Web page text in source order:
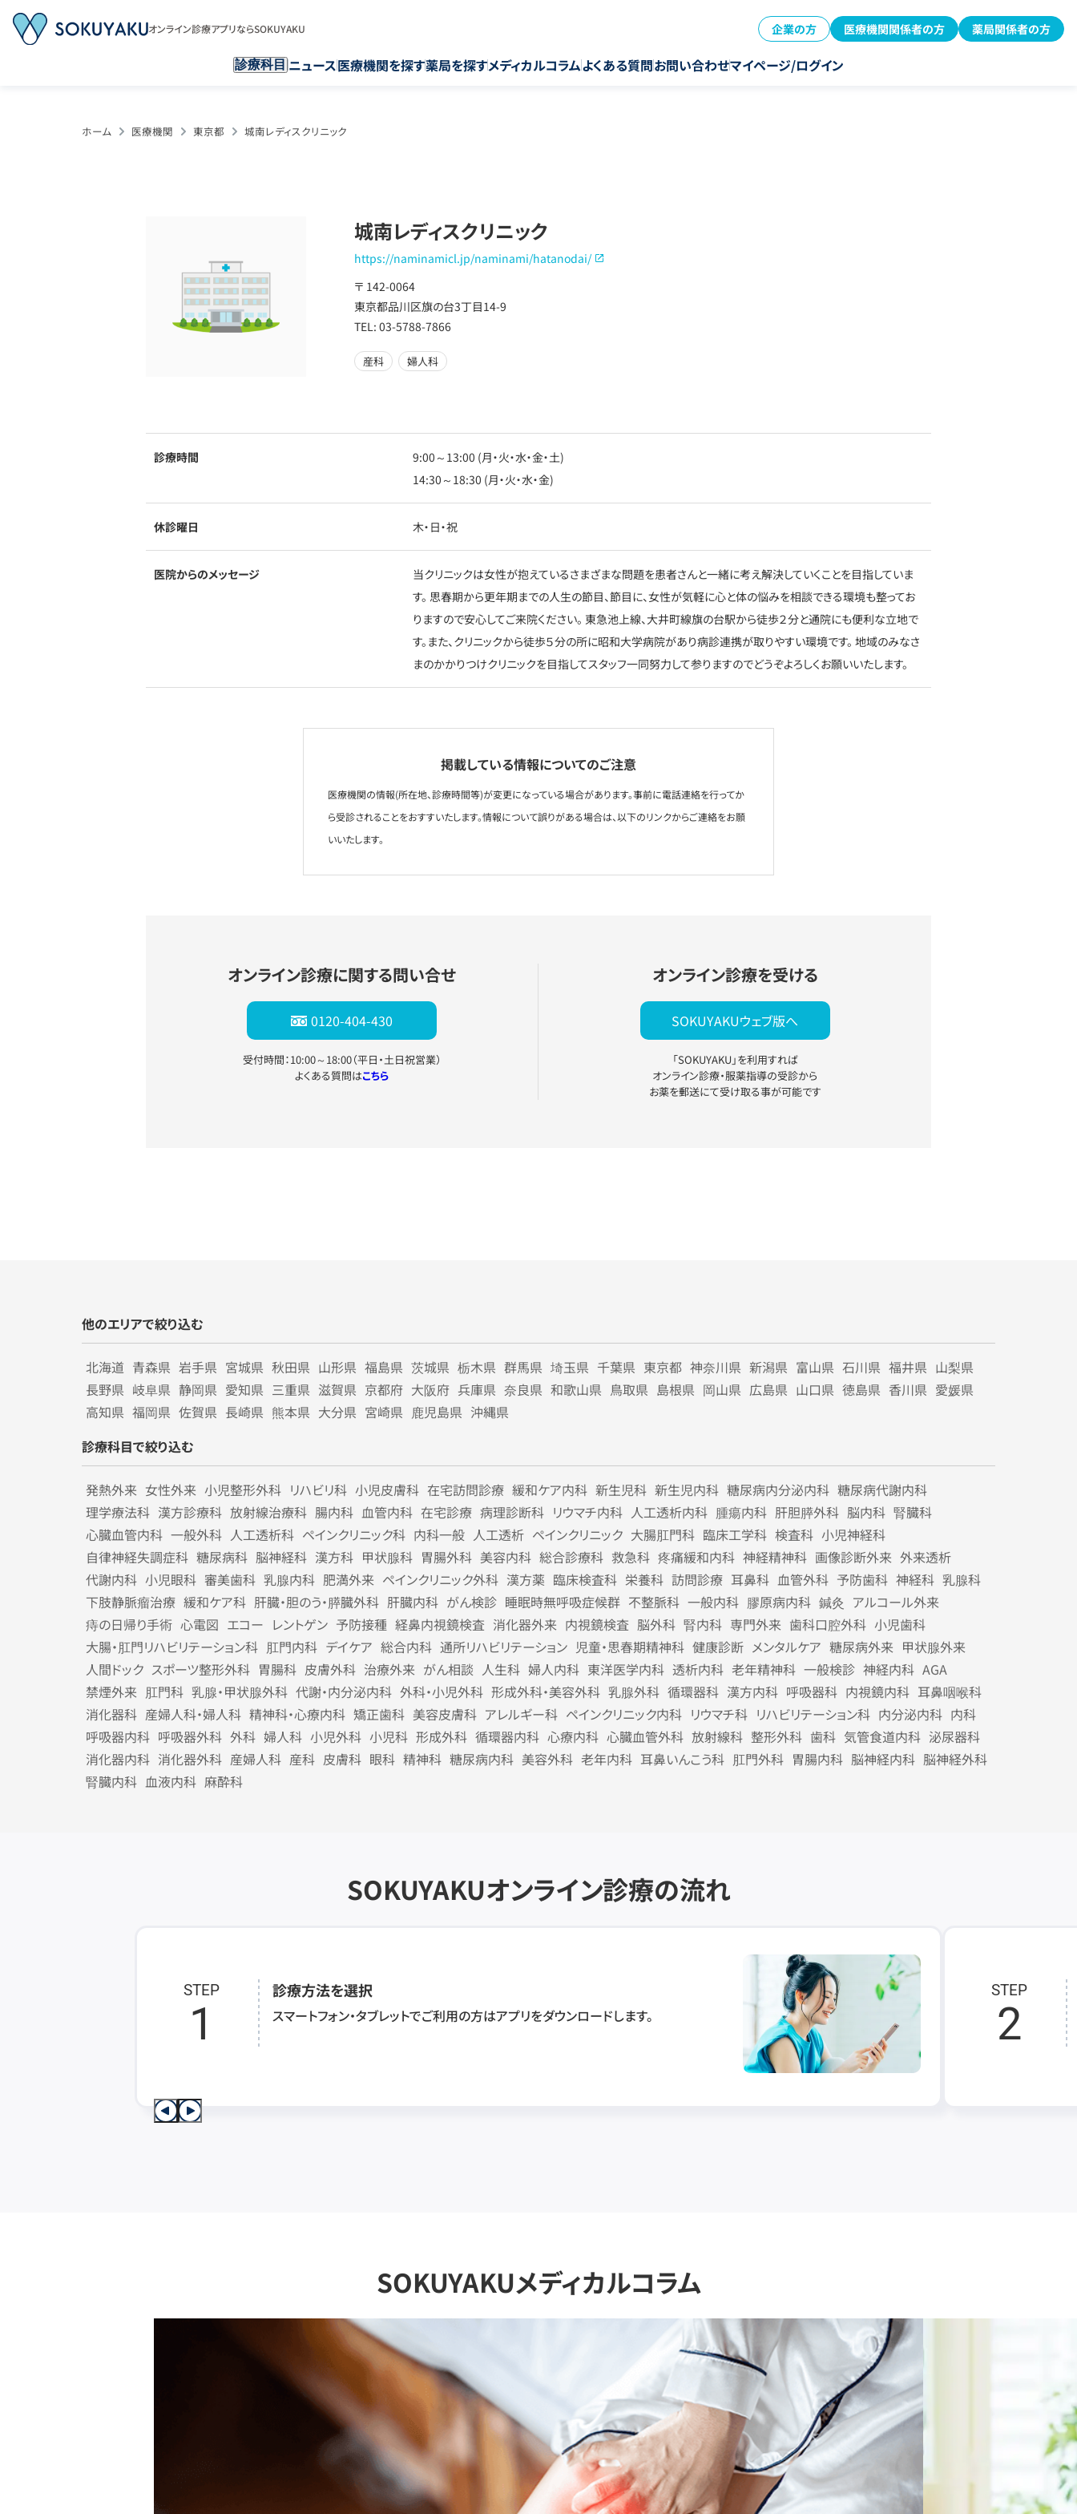
オンライン診療アプリならSOKUYAKU 企業の方 医療機関関係者の方 薬局関係者の方
診療科目 ニュース医療機関を探す薬局を探すメディカルコラムよくある質問お問い合わせマイページ/ログイン
ホーム 医療機関 東京都 城南レディスクリニック
城南レディスクリニック
https://naminamicl.jp/naminami/hatanodai/
〒 142-0064
東京都品川区旗の台3丁目14-9
TEL: 03-5788-7866
産科 婦人科
診療時間
9:00～13:00 (月・火・水・金・土)
14:30～18:30 (月・火・水・金)
休診曜日 木・日・祝
医院からのメッセージ
当クリニックは女性が抱えているさまざまな問題を患者さんと一緒に考え解決していくことを目指していま
す。 思春期から更年期までの人生の節目、節目に、女性が気軽に心と体の悩みを相談できる環境も整ってお
りますので安心してご来院ください。 東急池上線、大井町線旗の台駅から徒歩２分と通院にも便利な立地で
す。また、クリニックから徒歩５分の所に昭和大学病院があり病診連携が取りやすい環境です。 地域のみなさ
まのかかりつけクリニックを目指してスタッフ一同努力して参りますのでどうぞよろしくお願いいたします。
掲載している情報についてのご注意
医療機関の情報(所在地、診療時間等)が変更になっている場合があります。事前に電話連絡を行ってか
ら受診されることをおすすいたします。情報について誤りがある場合は、以下のリンクからご連絡をお願
いいたします。
オンライン診療に関する問い合せ
0120-404-430
受付時間：10:00～18:00（平日・土日祝営業）
よくある質問はこちら
オンライン診療を受ける
SOKUYAKUウェブ版へ
「SOKUYAKU」を利用すれば
オンライン診療・服薬指導の受診から
お薬を郵送にて受け取る事が可能です
他のエリアで絞り込む
北海道 青森県 岩手県 宮城県 秋田県 山形県 福島県 茨城県 栃木県 群馬県 埼玉県 千葉県 東京都 神奈川県 新潟県 富山県 石川県 福井県 山梨県
長野県 岐阜県 静岡県 愛知県 三重県 滋賀県 京都府 大阪府 兵庫県 奈良県 和歌山県 鳥取県 島根県 岡山県 広島県 山口県 徳島県 香川県 愛媛県
高知県 福岡県 佐賀県 長崎県 熊本県 大分県 宮崎県 鹿児島県 沖縄県
診療科目で絞り込む
発熱外来 女性外来 小児整形外科 リハビリ科 小児皮膚科 在宅訪問診療 緩和ケア内科 新生児科 新生児内科 糖尿病内分泌内科 糖尿病代謝内科
理学療法科 漢方診療科 放射線治療科 腸内科 血管内科 在宅診療 病理診断科 リウマチ内科 人工透析内科 腫瘍内科 肝胆膵外科 脳内科 腎臓科
心臓血管内科 一般外科 人工透析科 ペインクリニック科 内科一般 人工透析 ペインクリニック 大腸肛門科 臨床工学科 検査科 小児神経科
自律神経失調症科 糖尿病科 脳神経科 漢方科 甲状腺科 胃腸外科 美容内科 総合診療科 救急科 疼痛緩和内科 神経精神科 画像診断外来 外来透析
代謝内科 小児眼科 審美歯科 乳腺内科 肥満外来 ペインクリニック外科 漢方薬 臨床検査科 栄養科 訪問診療 耳鼻科 血管外科 予防歯科 神経科 乳腺科
下肢静脈瘤治療 緩和ケア科 肝臓・胆のう・膵臓外科 肝臓内科 がん検診 睡眠時無呼吸症候群 不整脈科 一般内科 膠原病内科 鍼灸 アルコール外来
痔の日帰り手術 心電図 エコー レントゲン 予防接種 経鼻内視鏡検査 消化器外来 内視鏡検査 脳外科 腎内科 専門外来 歯科口腔外科 小児歯科
大腸・肛門リハビリテーション科 肛門内科 デイケア 総合内科 通所リハビリテーション 児童・思春期精神科 健康診断 メンタルケア 糖尿病外来 甲状腺外来
人間ドック スポーツ整形外科 胃腸科 皮膚外科 治療外来 がん相談 人生科 婦人内科 東洋医学内科 透析内科 老年精神科 一般検診 神経内科 AGA
禁煙外来 肛門科 乳腺・甲状腺外科 代謝・内分泌内科 外科・小児外科 形成外科・美容外科 乳腺外科 循環器科 漢方内科 呼吸器科 内視鏡内科 耳鼻咽喉科
消化器科 産婦人科・婦人科 精神科・心療内科 矯正歯科 美容皮膚科 アレルギー科 ペインクリニック内科 リウマチ科 リハビリテーション科 内分泌内科 内科
呼吸器内科 呼吸器外科 外科 婦人科 小児外科 小児科 形成外科 循環器内科 心療内科 心臓血管外科 放射線科 整形外科 歯科 気管食道内科 泌尿器科
消化器内科 消化器外科 産婦人科 産科 皮膚科 眼科 精神科 糖尿病内科 美容外科 老年内科 耳鼻いんこう科 肛門外科 胃腸内科 脳神経内科 脳神経外科
腎臓内科 血液内科 麻酔科
SOKUYAKUオンライン診療の流れ
STEP
1
診療方法を選択
スマートフォン・タブレットでご利用の方はアプリをダウンロードします。
STEP
2
SOKUYAKUメディカルコラム